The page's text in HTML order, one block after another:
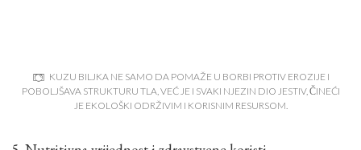
KUZU BILJKA NE SAMO DA POMAŽE U BORBI PROTIV EROZIJE I
POBOLJŠAVA STRUKTURU TLA, VEĆ JE I SVAKI NJEZIN DIO JESTIV, ČINEĆI
JE EKOLOŠKI ODRŽIVIM I KORISNIM RESURSOM.